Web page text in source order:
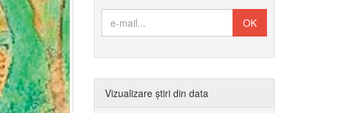
Vizualizare știri din data